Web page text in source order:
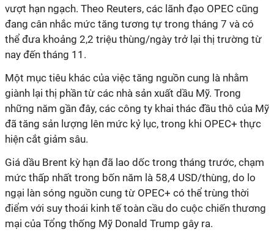
vượt hạn ngạch. Theo Reuters, các lãnh đạo OPEC cũng
đang cân nhắc mức tăng tương tự trong tháng 7 và có
thể đưa khoảng 2,2 triệu thùng/ngày trở lại thị trường từ
nay đến tháng 11.
Một mục tiêu khác của việc tăng nguồn cung là nhằm
giành lại thị phần từ các nhà sản xuất dầu Mỹ. Trong
những năm gần đây, các công ty khai thác đầu thô của Mỹ
đã tăng sản lượng lên mức kỷ lục, trong khi OPEC+ thực
hiện cắt giảm sâu.
Giá dầu Brent kỳ hạn đã lao dốc trong tháng trước, chạm
mức thấp nhất trong bốn năm là 58,4 USD/thùng, do lo
ngại làn sóng nguồn cung từ OPEC+ có thể trùng thời
điểm với suy thoái kinh tế toàn cầu do cuộc chiến thương
mại của Tổng thống Mỹ Donald Trump gây ra.